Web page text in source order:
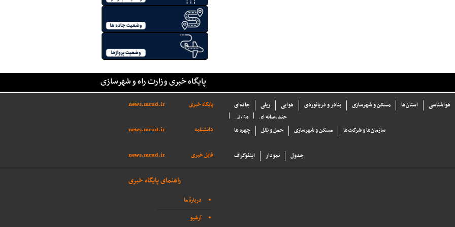
پایگاه خبری وزارت راه و شهرسازی
پایگاه خبری news.mrud.ir جاده‌ای ریلی هوایی بنادر و دریانوردی مسکن و شهرسازی استان‌ها
هواشناسی
وزارتی
چند رسانه ای
دانشنامه
news.mrud.ir چهره ها حمل و نقل مسکن و شهرسازی سازما‌ن‌ها و شركت‌ها
فایل خبری news.mrud.ir اینفوگراف نمودار جدول
راهنمای پایگاه خبری
دربارهٔ ما
آرشیو